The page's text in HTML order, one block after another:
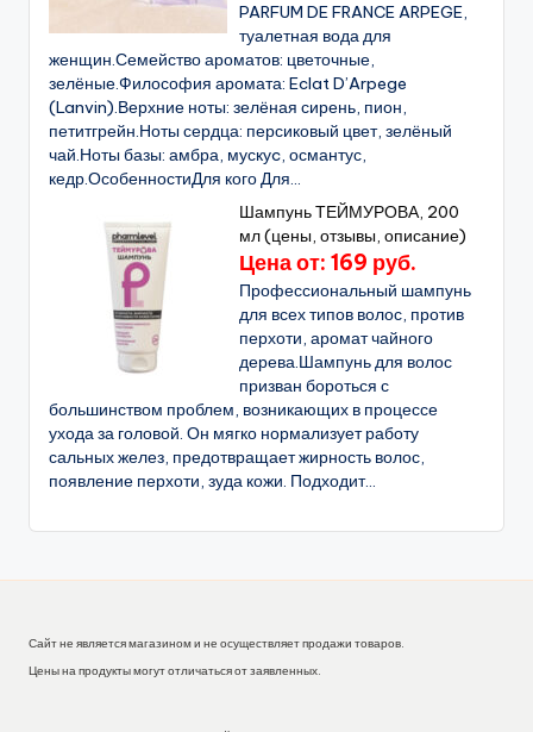
PARFUM DE FRANCE ARPEGE,
туалетная вода для
женщин.Семейство ароматов: цветочные,
зелёные.Философия аромата: Eclat D’Arpege
(Lanvin).Верхние ноты: зелёная сирень, пион,
петитгрейн.Ноты сердца: персиковый цвет, зелёный
чай.Ноты базы: амбра, мускуc, османтус,
кедр.ОсобенностиДля кого Для...
Шампунь ТЕЙМУРОВА, 200
мл (цены, отзывы, описание)
Цена от: 169 руб.
Профессиональный шампунь
для всех типов волос, против
перхоти, аромат чайного
дерева.Шампунь для волос
призван бороться с
большинством проблем, возникающих в процессе
ухода за головой. Он мягко нормализует работу
сальных желез, предотвращает жирность волос,
появление перхоти, зуда кожи. Подходит...
Сайт не является магазином и не осуществляет продажи товаров.
Цены на продукты могут отличаться от заявленных.